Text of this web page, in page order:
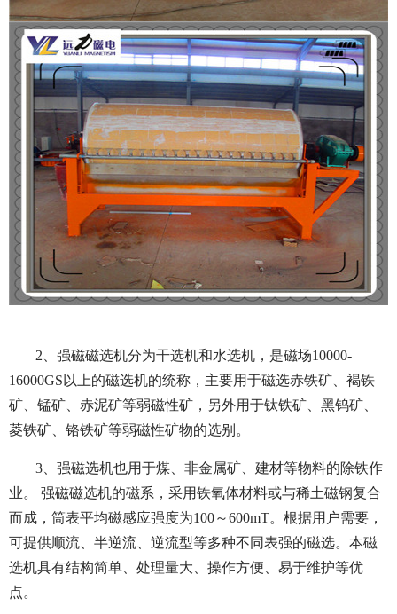
2、强磁磁选机分为干选机和水选机，是磁场10000-
16000GS以上的磁选机的统称，主要用于磁选赤铁矿、褐铁
矿、锰矿、赤泥矿等弱磁性矿，另外用于钛铁矿、黑钨矿、
菱铁矿、铬铁矿等弱磁性矿物的选别。
3、强磁选机也用于煤、非金属矿、建材等物料的除铁作
业。 强磁磁选机的磁系，采用铁氧体材料或与稀土磁钢复合
而成，筒表平均磁感应强度为100～600mT。根据用户需要，
可提供顺流、半逆流、逆流型等多种不同表强的磁选。本磁
选机具有结构简单、处理量大、操作方便、易于维护等优
点。